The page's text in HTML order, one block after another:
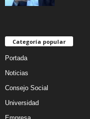
Categoría popular
Portada
Noticias
Consejo Social
Universidad